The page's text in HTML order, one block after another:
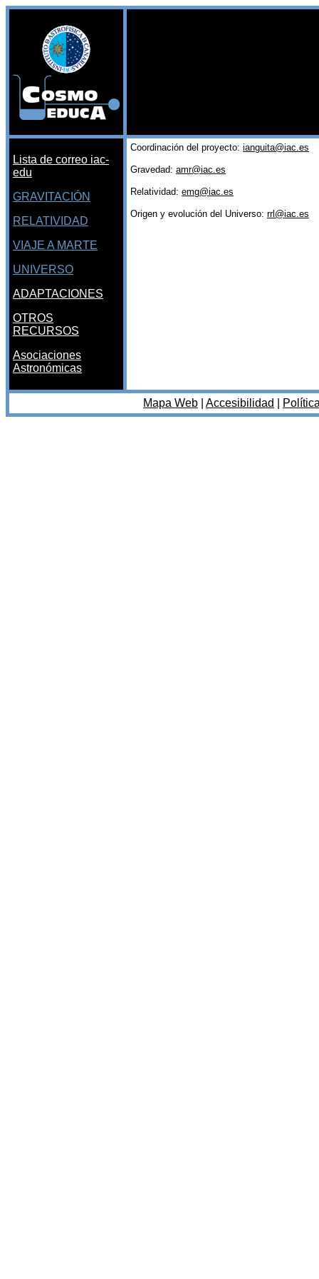
Lista de correo iac-
edu
GRAVITACIÓN
RELATIVIDAD
VIAJE A MARTE
UNIVERSO
ADAPTACIONES
OTROS
RECURSOS
Asociaciones
Astronómicas
Coordinación del proyecto: ianguita@iac.es
Gravedad: amr@iac.es
Relatividad: emg@iac.es
Origen y evolución del Universo: rrl@iac.es
Mapa Web Accesibilidad